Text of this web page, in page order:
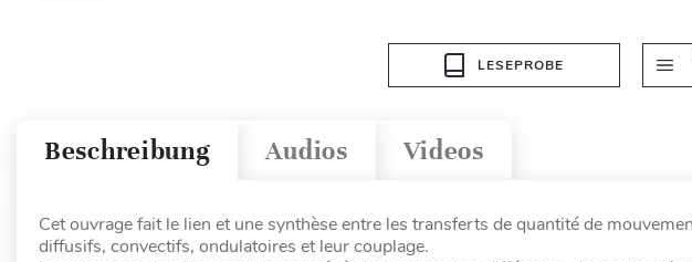
LESEPROBE
Videos
Audios
Beschreibung
Cet ouvrage fait le lien et une synthèse entre les transferts de quantité de
diffusifs, convectifs, ondulatoires et leur couplage.